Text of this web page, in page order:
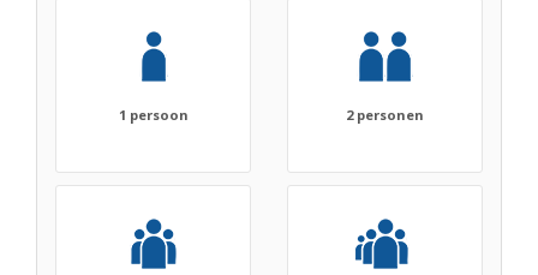
1 persoon 2 personen